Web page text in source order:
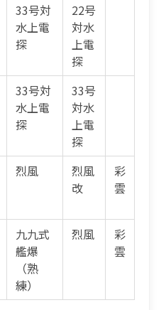
33号対
水上電
探
22号
対水
上電
探
33号対
水上電
探
33号
対水
上電
探
烈風
烈風
改
彩
雲
九九式
艦爆
（熟
練）
烈風
彩
雲